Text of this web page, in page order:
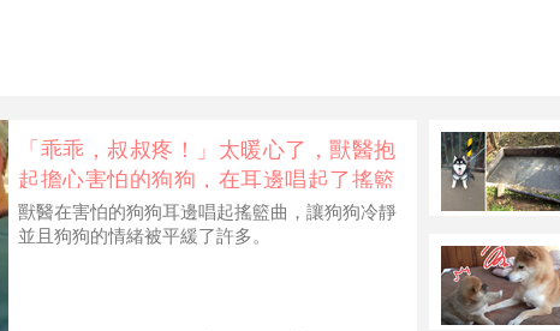
「乖乖，叔叔疼！」太暖心了，獸醫抱
起擔心害怕的狗狗，在耳邊唱起了搖籃
曲
獸醫在害怕的狗狗耳邊唱起搖籃曲，讓狗狗冷靜
並且狗狗的情緒被平緩了許多。